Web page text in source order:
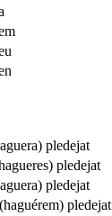
pledejat
pledejat
pledejat
pledejat